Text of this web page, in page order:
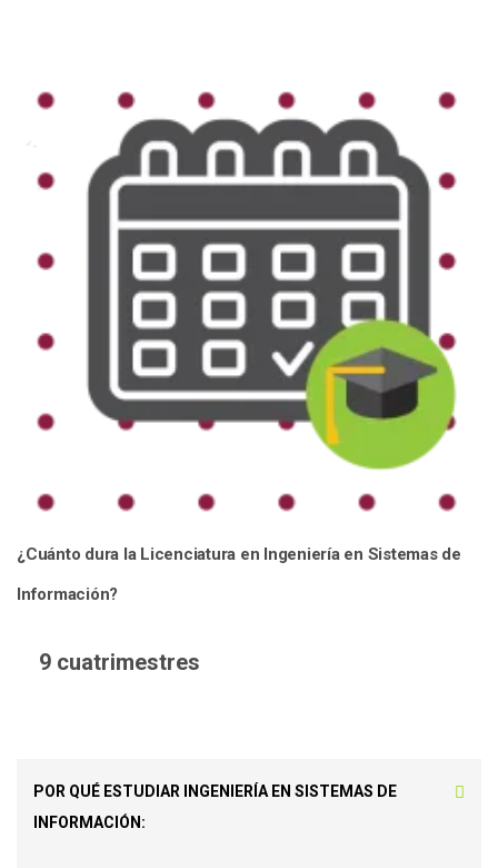
¿Cuánto dura la Licenciatura en Ingeniería en Sistemas de
Información?
9 cuatrimestres
POR QUÉ ESTUDIAR INGENIERÍA EN SISTEMAS DE
INFORMACIÓN: